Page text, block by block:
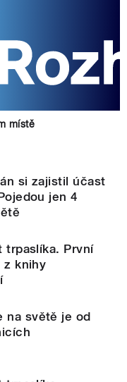
místě
si zajistil účast
jen 4
trpaslíka. První
z knihy
na světě je od